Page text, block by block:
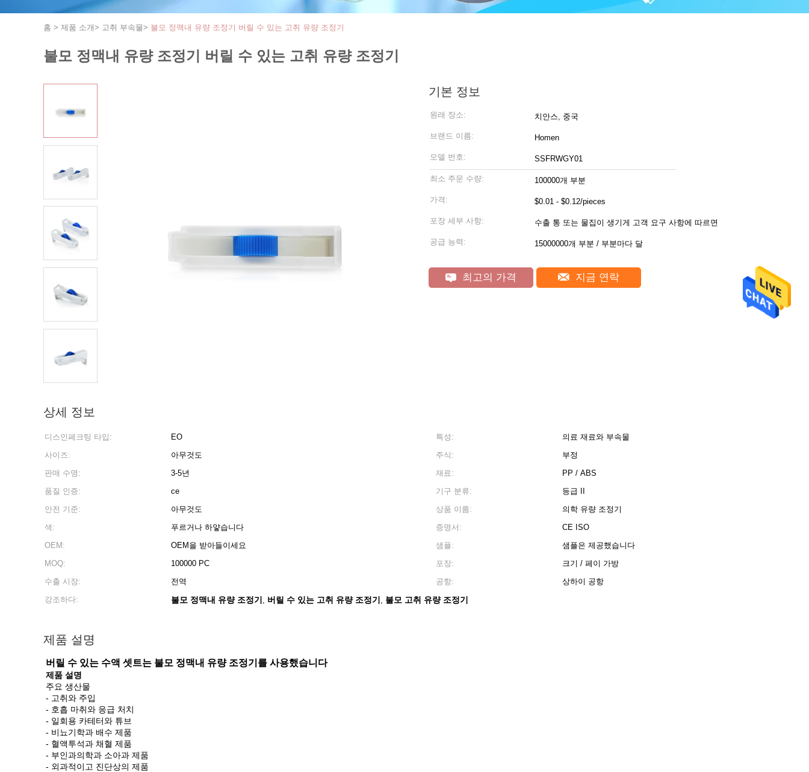
홈 > 제품 소개> 고취 부속물> 불모 정맥내 유량 조정기 버릴 수 있는 고취 유량 조정기
불모 정맥내 유량 조정기 버릴 수 있는 고취 유량 조정기
기본 정보
원래 장소: 치안스, 중국
브랜드 이름: Homen
모델 번호: SSFRWGY01
최소 주문 수량: 100000개 부분
가격: $0.01 - $0.12/pieces
포장 세부 사항: 수출 통 또는 물집이 생기게 고객 요구 사항에 따르면
공급 능력: 15000000개 부분 / 부분마다 달
최고의 가격 지금 연락
상세 정보
디스인페크팅 타입: EO 특성:
의료 재료와 부속물
사이즈:
아무것도 주식:
부정
판매 수명:
3-5년 재료:
PP / ABS
품질 인증:
ce 기구 분류:
등급 II
안전 기준:
아무것도 상품 이름:
의학 유량 조정기
색:
푸르거나 하얗습니다 증명서:
CE ISO
OEM:
OEM을 받아들이세요 샘플:
샘플은 제공했습니다
MOQ:
100000 PC 포장:
크기 / 페이 가방
수출 시장:
전역 공항:
상하이 공항
강조하다:
불모 정맥내 유량 조정기 , 버릴 수 있는 고취 유량 조정기 , 불모 고취 유량 조정기
제품 설명
버릴 수 있는 수액 셋트는 불모 정맥내 유량 조정기를 사용했습니다
제품 설명
주요 생산물
- 고취와 주입
- 호흡 마취와 응급 처치
- 일회용 카테터와 튜브
- 비뇨기학과 배수 제품
- 혈액투석과 채혈 제품
- 부인과의학과 소아과 제품
- 외과적이고 진단상의 제품